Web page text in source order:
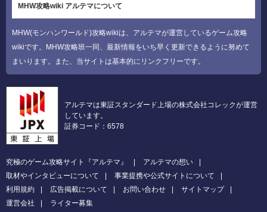
MHW攻略wiki アルテマについて
MHW(モンハンワールド)攻略wikiは、アルテマが運営しているゲーム攻略
wikiです。MHW攻略班一同、最新情報をいち早く更新できるように努めて
まいります。また、当サイトは基本的にリンクフリーです。
アルテマは東証スタンダード上場の株式会社コレックが運営
しています。
証券コード：6578
究極のゲーム攻略サイト『アルテマ』
アルテマの想い
取材やインタビューについて
事業提携や公式サイトについて
利用規約
広告掲載について お問い合わせ
サイトマップ
運営会社
ライター募集